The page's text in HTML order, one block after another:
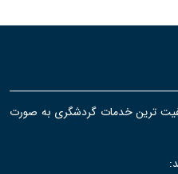
کیفیت ترین خدمات گردشگری به صورت